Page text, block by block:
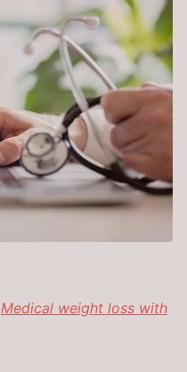
Medical weight loss with